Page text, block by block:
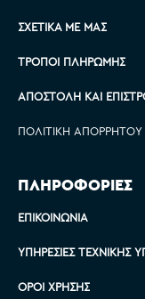
ΣΧΕΤΙΚΆ ΜΕ ΜΑΣ
ΤΡΌΠΟΙ ΠΛΗΡΩΜΉΣ
ΑΠΟΣΤΟΛΉ ΚΑΙ
ΠΟΛΙΤΙΚΉ ΑΠΟΡΡΉΤΟΥ
ΠΛΗΡΟΦΟΡΙΕΣ
ΕΠΙΚΟΙΝΩΝΊΑ
ΥΠΗΡΕΣΊΕΣ ΤΕΧΝΙΚΉΣ
ΌΡΟΙ ΧΡΉΣΗΣ